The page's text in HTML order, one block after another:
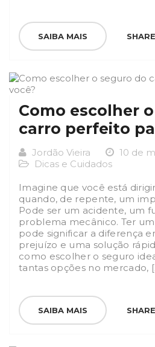
SAIBA MAIS SHARE
Como escolher
carro perfeito
Jordão Vieira
10 de
Dicas e Cuidados
Imagine que você está
quando, de repente, um
Pode ser um acidente, um
problema mecânico. Ter
pode significar a diferença
prejuízo e uma solução
como escolher o seguro
tantas opções no mercado,
SAIBA MAIS SHARE